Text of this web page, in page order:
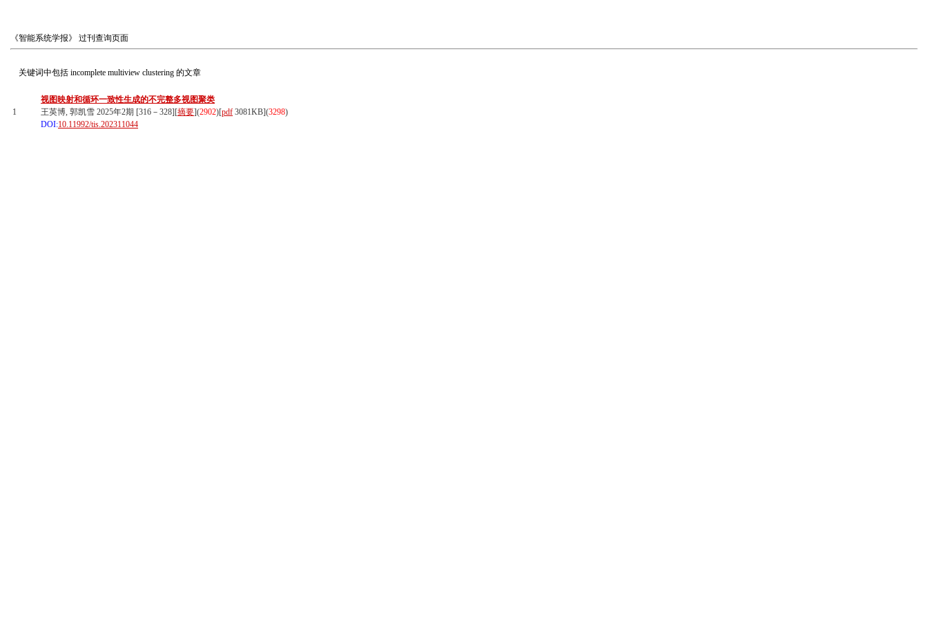
《智能系统学报》 过刊查询页面
关键词中包括 incomplete multiview clustering 的文章
1
视图映射和循环一致性生成的不完整多视图聚类
王英博, 郭凯雪 2025年2期 [316－328][摘要](2902)[pdf 3081KB](3298)
DOI:10.11992/tis.202311044